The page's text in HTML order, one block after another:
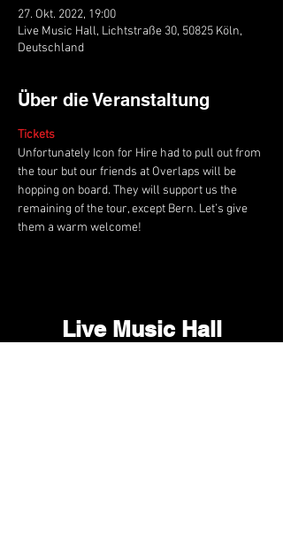
27. Okt. 2022, 19:00
Live Music Hall, Lichtstraße 30, 50825 Köln,
Deutschland
Über die Veranstaltung
Tickets
Unfortunately Icon for Hire had to pull out from
the tour but our friends at Overlaps will be
hopping on board. They will support us the
remaining of the tour, except Bern. Let’s give
them a warm welcome!
Live Music Hall